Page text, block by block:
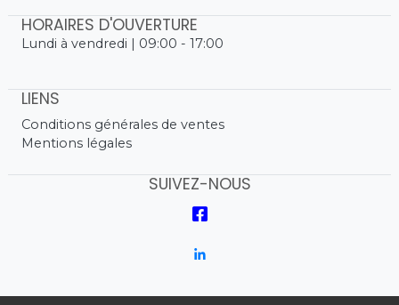
HORAIRES D'OUVERTURE
Lundi à vendredi | 09:00 - 17:00
LIENS
Conditions générales de ventes
Mentions légales
SUIVEZ-NOUS